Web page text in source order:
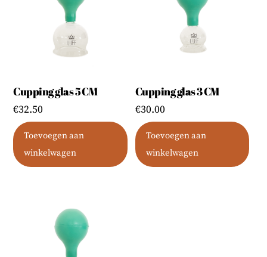
Cupping glas 5 CM
€32.50
Toevoegen aan
winkelwagen
Cupping glas 3 CM
€30.00
Toevoegen aan
winkelwagen